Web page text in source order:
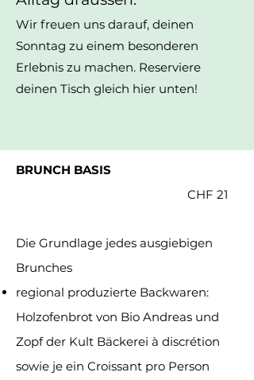
Wir freuen uns darauf, deinen
Sonntag zu einem besonderen
Erlebnis zu machen. Reserviere
deinen Tisch gleich hier unten!
BRUNCH BASIS
CHF 21
Die Grundlage jedes ausgiebigen
Brunches
regional produzierte Backwaren:
Holzofenbrot von Bio Andreas und
Zopf der Kult Bäckerei à discrétion
sowie je ein Croissant pro Person